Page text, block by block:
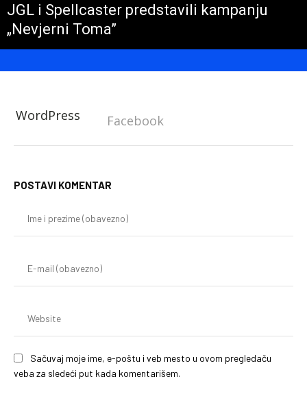
JGL i Spellcaster predstavili kampanju
„Nevjerni Toma”
WordPress Facebook
POSTAVI KOMENTAR
Sačuvaj moje ime, e-poštu i veb mesto u ovom pregledaču
veba za sledeći put kada komentarišem.